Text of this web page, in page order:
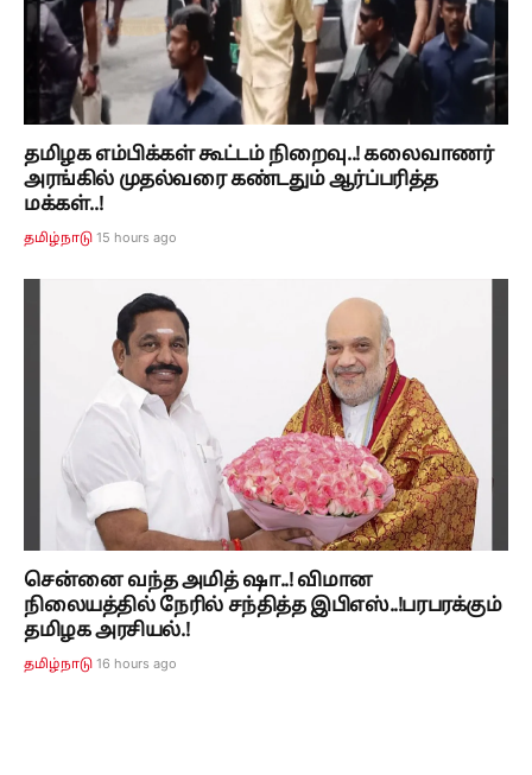
தமிழக எம்பிக்கள் கூட்டம் நிறைவு..! கலைவாணர்
அரங்கில் முதல்வரை கண்டதும் ஆர்ப்பரித்த
மக்கள்..!
தமிழ்நாடு 15 hours ago
சென்னை வந்த அமித் ஷா..! விமான
நிலையத்தில் நேரில் சந்தித்த இபிஎஸ்..!பரபரக்கும்
தமிழக அரசியல்.!
தமிழ்நாடு 16 hours ago